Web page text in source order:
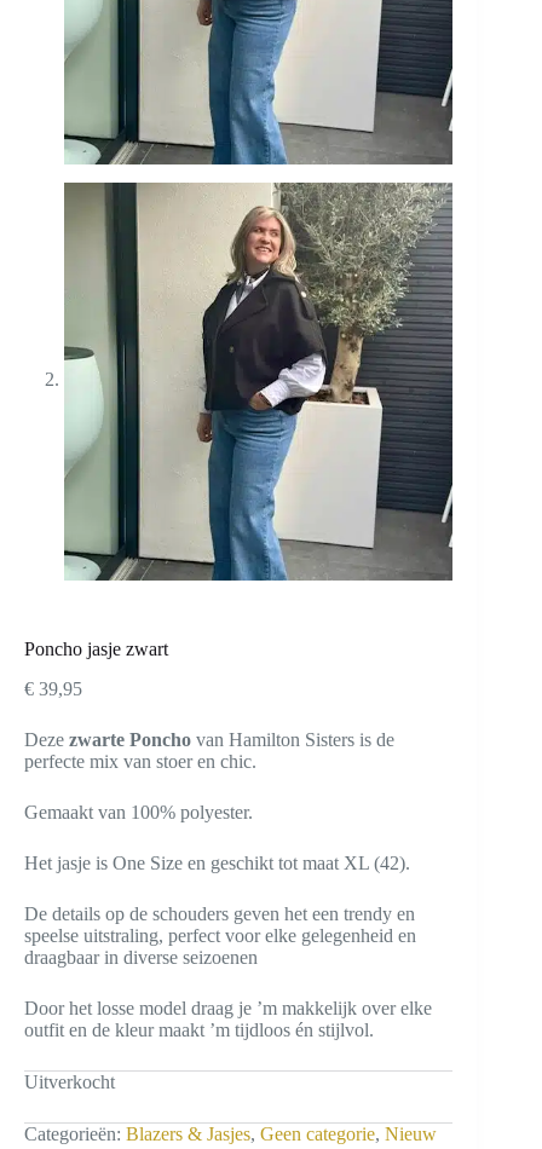
Poncho jasje zwart
€ 39,95
Deze zwarte Poncho van Hamilton Sisters is de
perfecte mix van stoer en chic.
Gemaakt van 100% polyester.
Het jasje is One Size en geschikt tot maat XL (42).
De details op de schouders geven het een trendy en
speelse uitstraling, perfect voor elke gelegenheid en
draagbaar in diverse seizoenen
Door het losse model draag je ’m makkelijk over elke
outfit en de kleur maakt ’m tijdloos én stijlvol.
Uitverkocht
Categorieën: Blazers & Jasjes, Geen categorie, Nieuw